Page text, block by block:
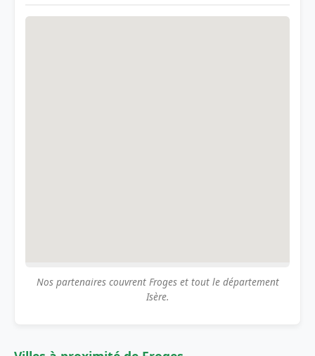
Nos partenaires couvrent Froges et tout le département
Isère.